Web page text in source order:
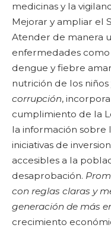
medicinas y la
Mejorar y ampliar el
Atender de manera
enfermedades como
dengue y fiebre
nutrición de los niños
corrupción,
cumplimiento de la
la información sobre
iniciativas de
accesibles a la
desaprobación.
con reglas claras y
generación de más
crecimiento